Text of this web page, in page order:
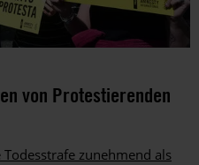
von Protestierenden
zunehmend als